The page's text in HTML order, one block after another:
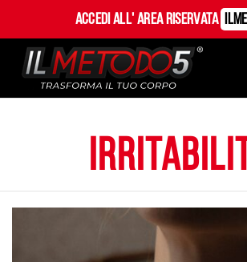
Accedi all' Area Riservata